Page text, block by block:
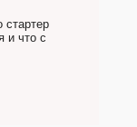
стартер
и что с